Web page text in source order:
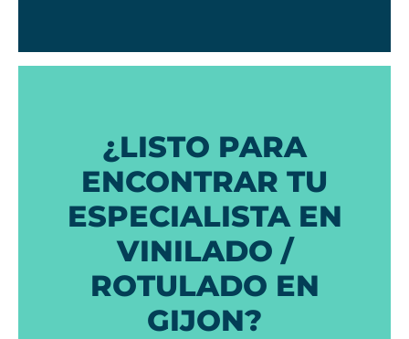
¿LISTO PARA
ENCONTRAR TU
ESPECIALISTA EN
VINILADO /
ROTULADO EN
GIJON?